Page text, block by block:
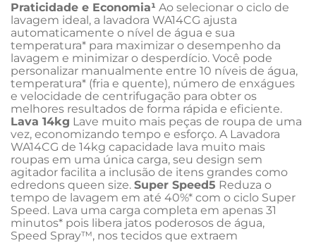
Praticidade e Economia¹ Ao selecionar o ciclo de
lavagem ideal, a lavadora WA14CG ajusta
automaticamente o nível de água e sua
temperatura* para maximizar o desempenho da
lavagem e minimizar o desperdício. Você pode
personalizar manualmente entre 10 níveis de água,
temperatura* (fria e quente), número de enxágues
e velocidade de centrifugação para obter os
melhores resultados de forma rápida e eficiente.
Lava 14kg Lave muito mais peças de roupa de uma
vez, economizando tempo e esforço. A Lavadora
WA14CG de 14kg capacidade lava muito mais
roupas em uma única carga, seu design sem
agitador facilita a inclusão de itens grandes como
edredons queen size. Super Speed5 Reduza o
tempo de lavagem em até 40%* com o ciclo Super
Speed. Lava uma carga completa em apenas 31
minutos* pois libera jatos poderosos de água,
Speed Spray™, nos tecidos que extraem